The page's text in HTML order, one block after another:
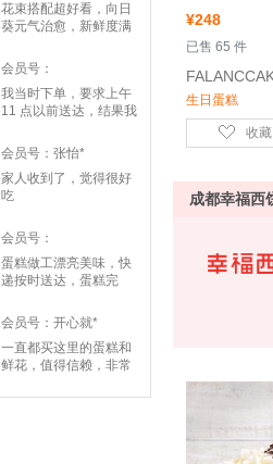
¥248
已售 65 件
生日蛋糕
收藏
成都幸福西
花束搭配超好看，向日
葵元气治愈，新鲜度满
会员号：
我当时下单，要求上午
11 点以前送达，结果我
时间期限，我不太满意
不过小大朋友们觉得蛋
糕好吃，口味比较多，
满意！
会员号：张怡*
家人收到了，觉得很好
吃
会员号：
蛋糕做工漂亮美味，快
递按时送达，蛋糕完
会员号：开心就*
一直都买这里的蛋糕和
鲜花，值得信赖，非常